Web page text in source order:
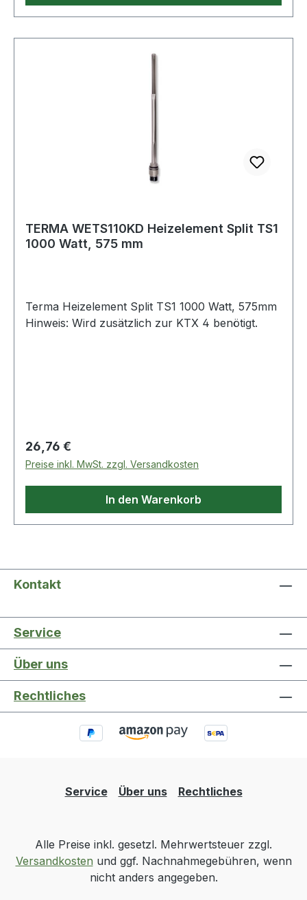
TERMA WETS110KD Heizelement Split TS1
1000 Watt, 575 mm
Terma Heizelement Split TS1 1000 Watt, 575mm
Hinweis: Wird zusätzlich zur KTX 4 benötigt.
Regulärer Preis:
26,76 €
Preise inkl. MwSt. zzgl. Versandkosten
In den Warenkorb
Kontakt
Service
Über uns
Rechtliches
Service Über uns Rechtliches
Alle Preise inkl. gesetzl. Mehrwertsteuer zzgl.
Versandkosten und ggf. Nachnahmegebühren, wenn
nicht anders angegeben.